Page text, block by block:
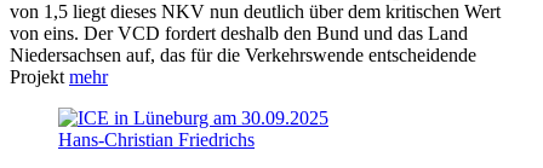
von 1,5 liegt dieses NKV nun deutlich über dem kritischen Wert
von eins. Der VCD fordert deshalb den Bund und das Land
Niedersachsen auf, das für die Verkehrswende entscheidende
Projekt mehr
Hans-Christian Friedrichs